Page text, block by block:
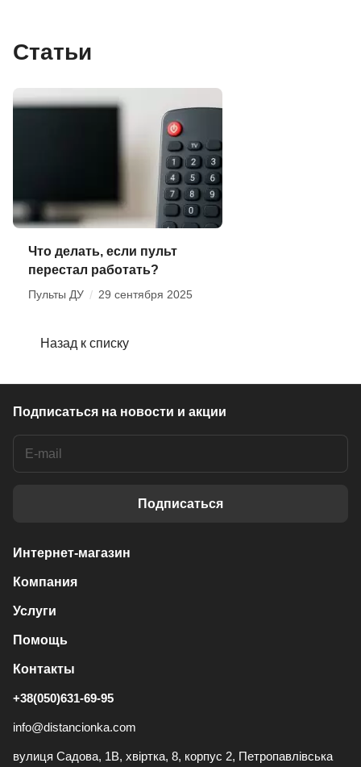
Статьи
Что делать, если пульт
перестал работать?
Пульты ДУ / 29 сентября 2025
Назад к списку
Подписаться на новости и акции
Подписаться
Интернет-магазин
Компания
Услуги
Помощь
Контакты
+38(050)631-69-95
info@distancionka.com
вулиця Садова, 1В, хвіртка, 8, корпус 2, Петропавлівська